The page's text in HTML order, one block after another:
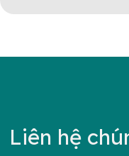
Liên hệ